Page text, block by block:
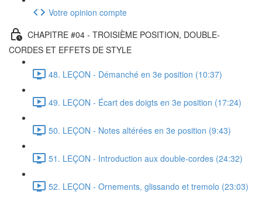
Votre opinion compte
CHAPITRE #04 - TROISIÈME POSITION, DOUBLE-
CORDES ET EFFETS DE STYLE
48. LEÇON - Démanché en 3e position (10:37)
49. LEÇON - Écart des doigts en 3e position (17:24)
50. LEÇON - Notes altérées en 3e position (9:43)
51. LEÇON - Introduction aux double-cordes (24:32)
52. LEÇON - Ornements, glissando et tremolo (23:03)